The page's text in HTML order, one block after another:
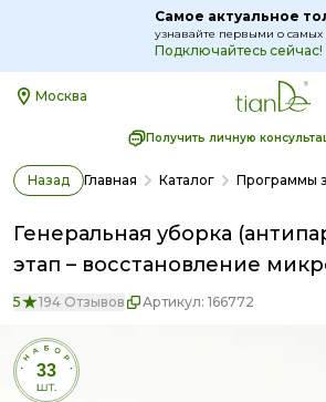
Самое актуальное только в MAX:
узнавайте первыми о самых выгодных
Подключайтесь сейчас!
Москва
Получить личную
Назад Главная Каталог Программы
Генеральная уборка
этап – восстановление
5 194 Отзывов Артикул: 166772